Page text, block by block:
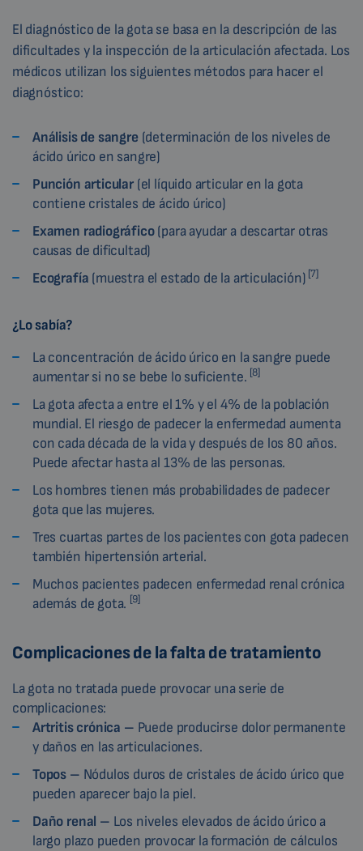
El diagnóstico de la gota se basa en la descripción de las
dificultades y la inspección de la articulación afectada. Los
médicos utilizan los siguientes métodos para hacer el
diagnóstico:
Análisis de sangre(determinación de los niveles de
ácido úrico en sangre)
Punción articular (el líquido articular en la gota
contiene cristales de ácido úrico)
Examen radiográfico(para ayudar a descartar otras
causas de dificultad)
Ecografía (muestra el estado de la articulación) [7]
¿Lo sabía?
La concentración de ácido úrico en la sangre puede
aumentar si no se bebe lo suficiente. [8]
La gota afecta a entre el 1% y el 4% de la población
mundial. El riesgo de padecer la enfermedad aumenta
con cada década de la vida y después de los 80 años.
Puede afectar hasta al 13% de las personas.
Los hombres tienen más probabilidades de padecer
gota que las mujeres.
Tres cuartas partes de los pacientes con gota padecen
también hipertensión arterial.
Muchos pacientes padecen enfermedad renal crónica
además de gota. [9]
Complicaciones de la falta de tratamiento
La gota no tratada puede provocar una serie de
complicaciones:
Artritis crónica – Puede producirse dolor permanente
y daños en las articulaciones.
Topos – Nódulos duros de cristales de ácido úrico que
pueden aparecer bajo la piel.
Daño renal – Los niveles elevados de ácido úrico a
largo plazo pueden provocar la formación de cálculos